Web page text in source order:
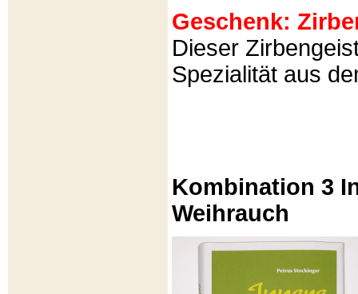
Geschenk:
Dieser
Spezialität aus
Kombination 3
Weihrauch